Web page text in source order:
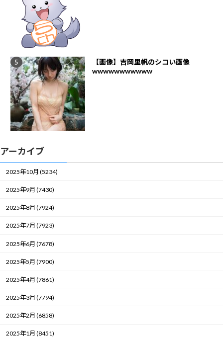
【画像】吉岡里帆のシコい画像
wwwwwwwwwww
アーカイブ
2025年10月 (5234)
2025年9月 (7430)
2025年8月 (7924)
2025年7月 (7923)
2025年6月 (7678)
2025年5月 (7900)
2025年4月 (7861)
2025年3月 (7794)
2025年2月 (6858)
2025年1月 (8451)